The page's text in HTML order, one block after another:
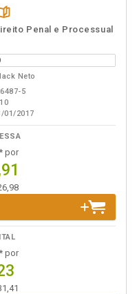
Penal e Processual
Neto
5
01/2017
por
por